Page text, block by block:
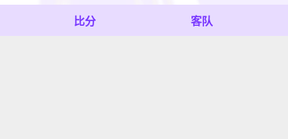
比分 客队